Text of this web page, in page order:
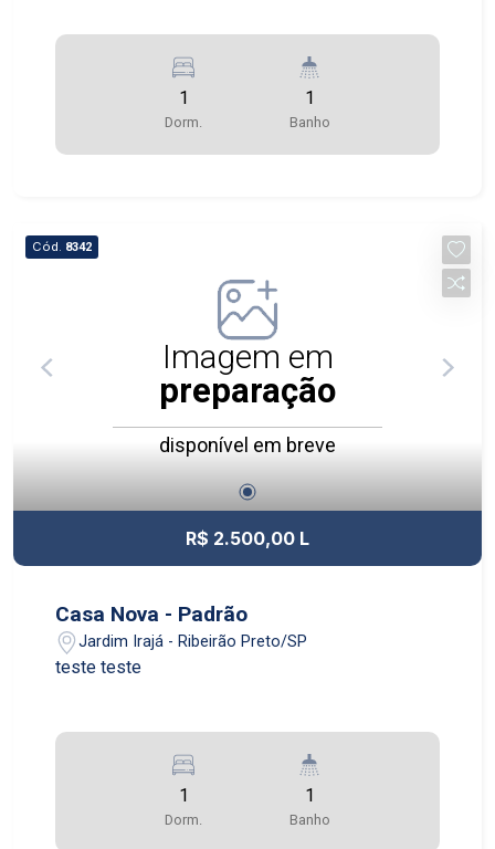
1
Dorm.
1
Banho
Cód. 8342
Imagem em
preparação
disponível em breve
R$ 2.500,00 L
Casa Nova - Padrão
Jardim Irajá - Ribeirão Preto/SP
teste teste
1
Dorm.
1
Banho